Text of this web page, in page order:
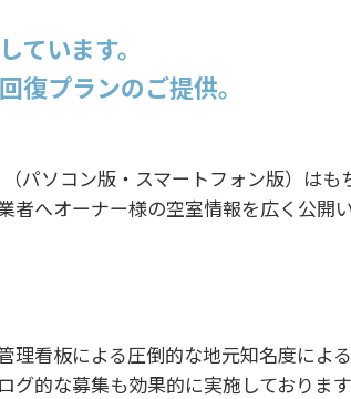
ています。
復プランのご提供。
パソコン版・スマートフォン版）は
者へオーナー様の空室情報を広く公開
理看板による圧倒的な地元知名度によ
的な募集も効果的に実施しております